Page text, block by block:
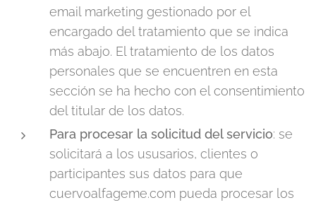
email marketing gestionado por el
encargado del tratamiento que se indica
más abajo. El tratamiento de los datos
personales que se encuentren en esta
sección se ha hecho con el consentimiento
del titular de los datos.
Para procesar la solicitud del servicio: se
solicitará a los ususarios, clientes o
participantes sus datos para que
cuervoalfageme.com pueda procesar los